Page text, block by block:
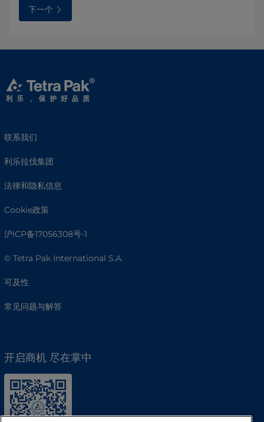
下一个
联系我们
利乐拉伐集团
法律和隐私信息
Cookie政策
沪ICP备17056308号-1
© Tetra Pak International S.A.
可及性
常见问题与解答
开启商机 尽在掌中